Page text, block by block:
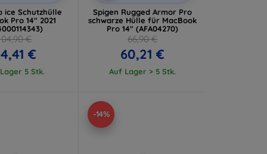
ice Schutzhülle
Pro 14" 2021
€
€
5 Stk.
Spigen Rugged Armor Pro
schwarze Hülle für MacBook
Pro 14" (AFA04270)
66,90 €
60,21 €
Auf Lager > 5 Stk.
-14%